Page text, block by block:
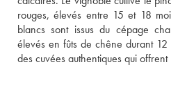
rouges, élevés entre 15 et 18
blancs sont issus du cépage
élevés en fûts de chêne durant
des cuvées authentiques qui